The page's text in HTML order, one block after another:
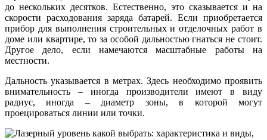
до нескольких десятков. Естественно, это сказывается и на
скорости расходования заряда батарей. Если приобретается
прибор для выполнения строительных и отделочных работ в
доме или квартире, то за особой дальностью гнаться не стоит.
Другое дело, если намечаются масштабные работы на
местности.
Дальность указывается в метрах. Здесь необходимо проявить
внимательность – иногда производители имеют в виду
радиус, иногда – диаметр зоны, в которой могут
проецироваться линии или точки.